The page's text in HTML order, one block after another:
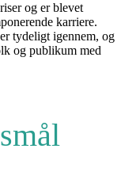
og er blevet
karriere.
tydeligt igennem, og
og publikum med